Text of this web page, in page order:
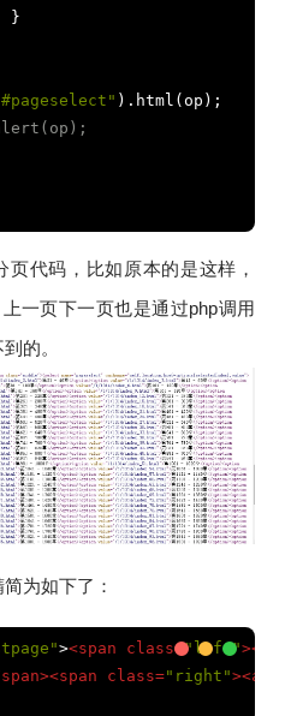
代码，比如原本的是这样，
一页下一页也是通过php调用
的。
为如下了：
><span class="left"><
span><span class="right"><a